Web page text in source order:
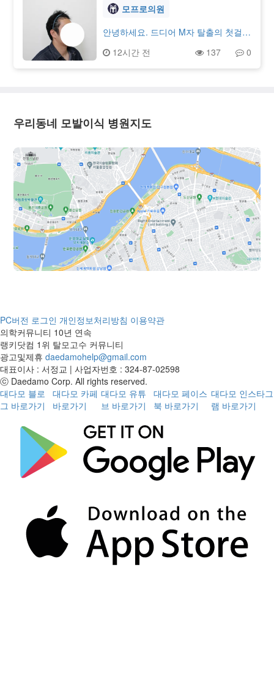
고.. 이런 생각밖에 없어요.너무 가려울
름이라 매일머리 감습니다.히피펌 한상
지금은 뽀글한 앞머리로 가리는것도 문
제없습니다 회사생활도 무난하게 하고
벌써 설레네요
채취할 수 있는 모낭이 넉넉하지 않은
께서 무리하지 않는 선인 800모낭+@
동안 원장님께서 제 두피 상태에 맞춰
정말 꼼꼼하게 채취해 주신 덕분에 최
세에서 진행 되었습니다. 모낭 채취 전
후두부 마취를 할 때, 이식 전 마취를
후 통증은 없습니다. 원장님께서 신경
써서 꼼꼼하게 집도해 주신 덕분에 만
족스럽게 수술을 마쳤습니다. 전두부
밀도 보강을 고민하시는 분들께 제 후
기가 도움이 되었으면 좋겠습니다.
모프로의원
안녕하세요. 드디어 M자 탈출의 첫걸음
에서 모발이식 수술을 받은 지 딱 10일
이 지나, 경과에 대한 개인적인 후기를
컸습니다.2. 절개 방식으로 이식 부위에
촘촘하게 모발이 채워진 모습입니다.
자인해주신 자연스러운 이마 라인이 눈
에 보입니다.3. 원에서 경과 체크를 마
친 직후 모습입니다. 병원에서 알려준
대로 철저히 관리한 덕분에 붉은 기와
딱지가 거의 사라지고 이식 부위가 아
주 깨끗하게 자리 잡았습니다. 벌써부
터 예전과는 다른 이마 라인이 보여서
만족스럽습니다.* 총평 현재 수술 부위
에 통증이나 큰 불편함은 없습니다. 다
만 이제 절개로 했어서 수술 부위가 나
내고 있습니다. 모발 이식은 정말 '고민
라고요. 혹시 탈모랑 M자 라인 때문에
고민하고 계신다면, 발품 잘 팔아보시
고 마음에 드는 곳 있다면 개인적으로
는 하루빨리 시작하시는 걸 추천드리고
싶습니다. 마지막으로 다시 한 번 훌륭
한 원장님과 친절한 직원분들, 쾌적한
시설에서 수술 받을 수 있어서 너무 다
행이었습니다. 정말 감사드립니다!
12시간 전 137 0
우리동네 모발이식 병원지도
PC버전 로그인 개인정보처리방침 이용약관
의학커뮤니티 10년 연속
랭키닷컴 1위 탈모고수 커뮤니티
광고및제휴 daedamohelp@gmail.com
대표이사 : 서정교 | 사업자번호 : 324-87-02598
ⓒ Daedamo Corp. All rights reserved.
대다모 블로
그 바로가기
대다모 카페
바로가기
대다모 유튜
브 바로가기
대다모 페이스
북 바로가기
대다모 인스타그
램 바로가기